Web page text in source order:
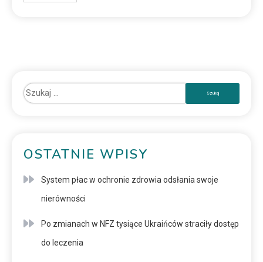
OSTATNIE WPISY
System płac w ochronie zdrowia odsłania swoje
nierówności
Po zmianach w NFZ tysiące Ukraińców straciły dostęp
do leczenia